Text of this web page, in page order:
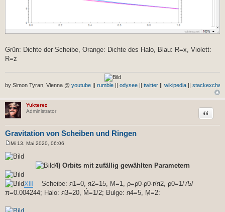
Grün: Dichte der Scheibe, Orange: Dichte des Halo, Blau: R=x, Violett:
R=z
by Simon Tyran, Vienna @ youtube rumble odysee twitter wikipedia
Yukterez
Administrator
Gravitation von Scheiben und Ringen
Zitat
e
i
r
a
g
Mi 13. Mai 2020, 06:06
4) Orbits mit zufällig gewählten Parametern
ⅩⅢ Scheibe: я1=0, я2=15, M=1, ρ=ρ0-ρ0·r/я2, ρ0=1/75/
π=0.004244; Halo: я3=20, Ḿ=1/2; Bulge: я4=5, Ṃ=2: